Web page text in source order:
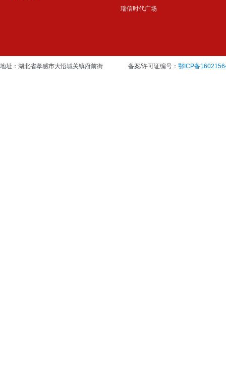
瑞信时代广场
地址：湖北省孝感市大悟城关镇府前街 备案/许可证编号： 鄂ICP备